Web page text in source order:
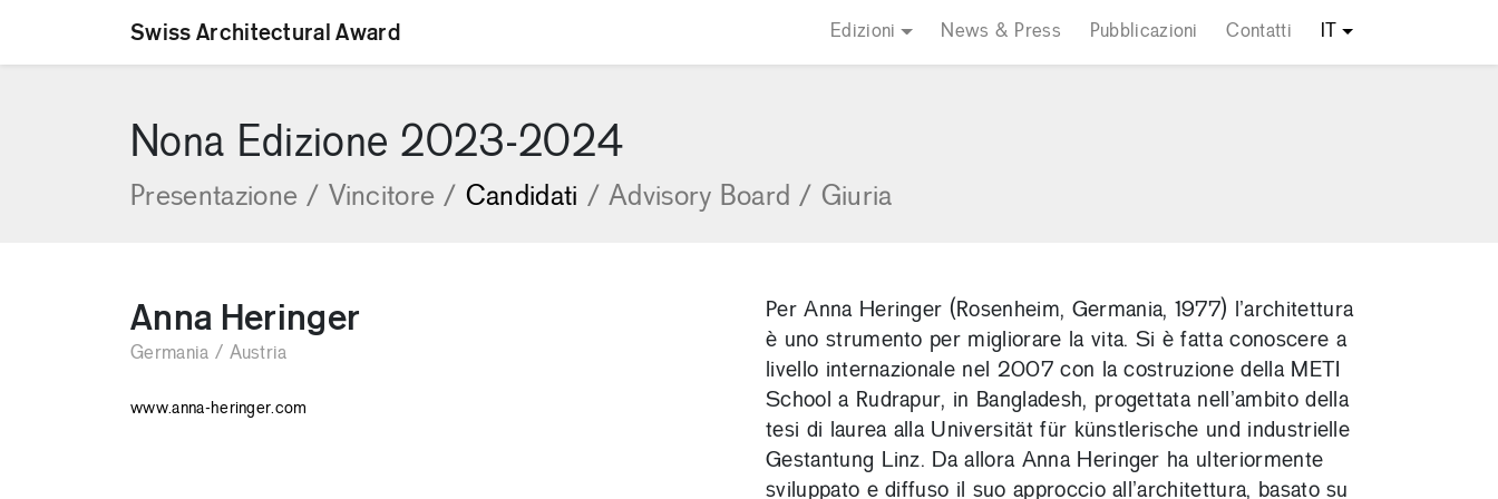
Swiss Architectural Award Edizioni News & Press Pubblicazioni Contatti
Nona Edizione 2023-2024
Presentazione / Vincitore / Candidati / Advisory Board / Giuria
Anna Heringer
Germania / Austria
www.anna-heringer.com
Per Anna Heringer (Rosenheim, Germania, 1977) l’architettura
è uno strumento per migliorare la vita. Si è fatta conoscere a
livello internazionale nel 2007 con la costruzione della METI
School a Rudrapur, in Bangladesh, progettata nell’ambito della
tesi di laurea alla Universität für künstlerische und industrielle
Gestantung Linz. Da allora Anna Heringer ha ulteriormente
sviluppato e diffuso il suo approccio all’architettura, basato su